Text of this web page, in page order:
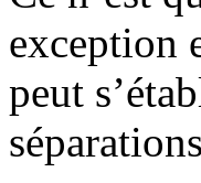
exception
peut